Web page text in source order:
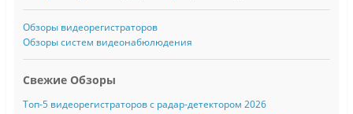
Обзоры видеорегистраторов
Обзоры систем видеонабюлюдения
Свежие Обзоры
Топ-5 видеорегистраторов с радар-детектором 2026